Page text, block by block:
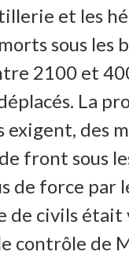
et les
sous
2100 et
La
exigent, des
front sous
de force
de civils était
contrôle de